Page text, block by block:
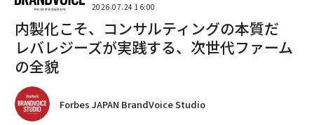
2026.07.24 16:00
内製化こそ、コンサルティングの本質だ
レバレジーズが実践する、次世代ファーム
の全貌
Forbes JAPAN BrandVoice Studio